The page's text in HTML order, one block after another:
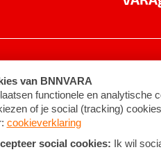
Algemene voorwaarden